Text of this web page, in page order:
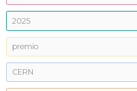
2025
premio
CERN